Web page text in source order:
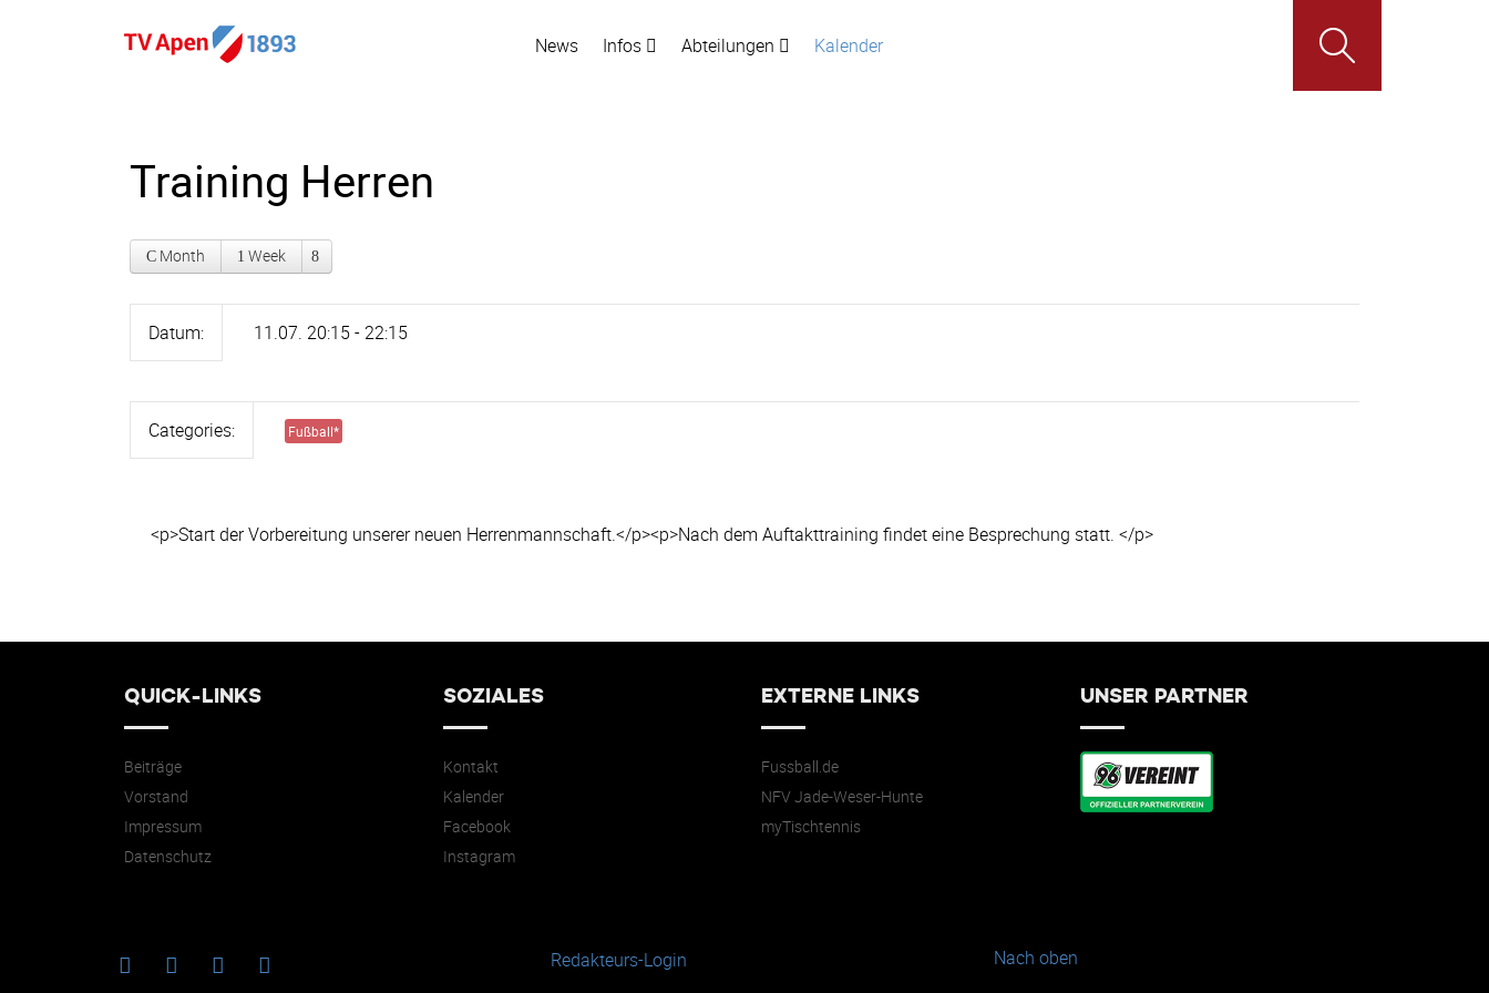
News Infos Abteilungen Kalender
Training Herren
Month Week
Datum: 11.07. 20:15 - 22:15
Categories: Fußball*
<p>Start der Vorbereitung unserer neuen Herrenmannschaft.</p><p>Nach dem Auftakttraining findet eine Besprechung statt. </p>
QUICK-LINKS
Beiträge
Vorstand
Impressum
Datenschutz
SOZIALES
Kontakt
Kalender
Facebook
Instagram
EXTERNE LINKS
Fussball.de
NFV Jade-Weser-Hunte
myTischtennis
UNSER PARTNER
Redakteurs-Login Nach oben